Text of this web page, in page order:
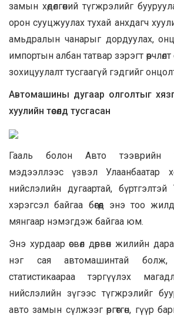
замын хөдөлгөөний түгжрэлийг
орон сууцжуулах тухай анхдагч
амьдралын чанарыг дордуулах,
импортын албан татвар зэрэгт
зохицуулалт тусгаагүй гэдгийг
Автомашины дугаар олголтыг
хуулийн төсөлд тусгасан
Гааль болон Авто тээврийн
мэдээллээс үзвэл Улаанбаатар
нийслэлийн дугаартай,
хэрэгсэл байгаа бөгөөд энэ тоо
мянгаар нэмэгдэж байгаа юм.
Энэ хурдаар өсвөл дөрвөн жилийн
нэг сая автомашинтай болж,
статистикаараа тэргүүлэх
нийслэлийн зүгээс түгжрэлийг
авто замын сүлжээг өргөтгөн, гүүр